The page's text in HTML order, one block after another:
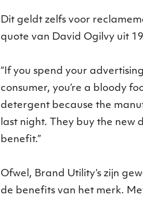
Dit geldt zelfs voor
quote van David Ogilvy uit
“If you spend your
consumer, you’re a bloody
detergent because the
last night. They buy the new
benefit.”
Ofwel, Brand Utility’s zijn
de benefits van het merk.